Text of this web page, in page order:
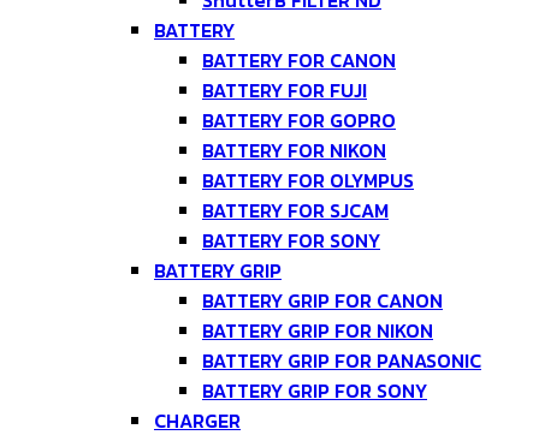
BATTERY
BATTERY FOR CANON
BATTERY FOR FUJI
BATTERY FOR GOPRO
BATTERY FOR NIKON
BATTERY FOR OLYMPUS
BATTERY FOR SJCAM
BATTERY FOR SONY
BATTERY GRIP
BATTERY GRIP FOR CANON
BATTERY GRIP FOR NIKON
BATTERY GRIP FOR PANASONIC
BATTERY GRIP FOR SONY
CHARGER